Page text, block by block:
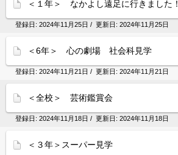
＜１年＞ なかよし遠足に行きました！
登録日: 2024年11月25日 / 更新日: 2024年11月25日
＜6年＞ 心の劇場 社会科見学
登録日: 2024年11月21日 / 更新日: 2024年11月21日
＜全校＞ 芸術鑑賞会
登録日: 2024年11月18日 / 更新日: 2024年11月18日
＜３年＞スーパー見学